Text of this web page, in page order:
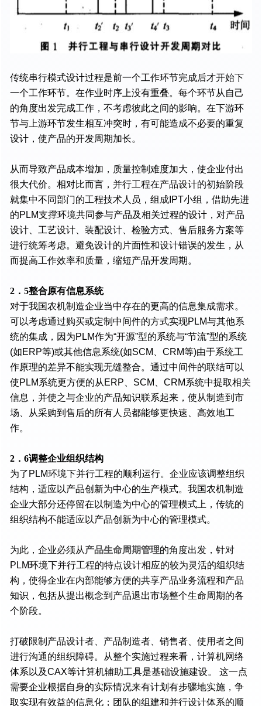
传统串行模式设计过程是前一个工作环节完成后才开始下
一个工作环节。在作业时序上没有重叠。每个环节从自己
的角度出发完成工作，不考虑彼此之间的影响。在下游环
节与上游环节发生相互冲突时，有可能造成不必要的重复
设计，使产品的开发周期加长。
从而导致产品成本增加，质量控制难度加大，使企业付出
很大代价。相对比而言，并行工程在产品设计的初始阶段
就集中不同部门的工程技术人员，组成IPT小组，借助先进
的PLM支撑环境共同参与产品及相关过程的设计，对产品
设计、工艺设计、装配设计、检验方式、售后服务方案等
进行统筹考虑。避免设计的片面性和设计错误的发生，从
而提高工作效率和质量，缩短产品开发周期。
2．5整合原有信息系统
对于我国农机制造企业当中存在的更高的信息集成需求。
可以考虑通过购买或定制中间件的方式实现PLM与其他系
统的集成，因为PLM作为“开源”型的系统与“节流”型的系统
(如ERP等)或其他信息系统(如SCM、CRM等)由于系统工
作原理的差异不能实现无缝整合。通过中间件的联结可以
使PLM系统更方便的从ERP、SCM、CRM系统中提取相关
信息，并使之与企业的产品知识联系起来，使从制造到市
场、从采购到售后的所有人员都能够更快速、高效地工
作。
2．6调整企业组织结构
为了PLM环境下并行工程的顺利运行。企业应该调整组织
结构，适应以产品创新为中心的生产模式。我国农机制造
企业大部分还停留在以制造为中心的管理模式上，传统的
组织结构不能适应以产品创新为中心的管理模式。
为此，企业必须从产品生命周期管理的角度出发，针对
PLM环境下并行工程的特点设计相应的较为灵活的组织结
构，使得企业在内部能够方便的共享产品业务流程和产品
知识，包括从提出概念到产品退出市场整个生命周期的各
个阶段。
打破限制产品设计者、产品制造者、销售者、使用者之间
进行沟通的组织障碍。从整个实施过程来看，计算机网络
体系以及CAX等计算机辅助工具是基础设施建设。 这一点
需要企业根据自身的实际情况来有计划有步骤地实施，争
取实现有效益的信息化；团队的组建和并行设计体系的顺